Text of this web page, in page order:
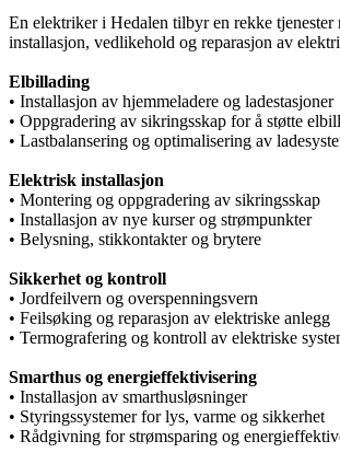
En elektriker i Hedalen tilbyr en rekke tjenester
installasjon, vedlikehold og reparasjon av
Elbillading
• Installasjon av hjemmeladere og ladestasjoner
• Oppgradering av sikringsskap for å støtte
• Lastbalansering og optimalisering av
Elektrisk installasjon
• Montering og oppgradering av sikringsskap
• Installasjon av nye kurser og strømpunkter
• Belysning, stikkontakter og brytere
Sikkerhet og kontroll
• Jordfeilvern og overspenningsvern
• Feilsøking og reparasjon av elektriske anlegg
• Termografering og kontroll av elektriske
Smarthus og energieffektivisering
• Installasjon av smarthusløsninger
• Styringssystemer for lys, varme og sikkerhet
• Rådgivning for strømsparing og